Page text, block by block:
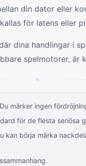
din dator eller
för latens eller
dina handlingar i
spelmotorer, är
märker ingen
för de flesta seriösa
kan börja märka